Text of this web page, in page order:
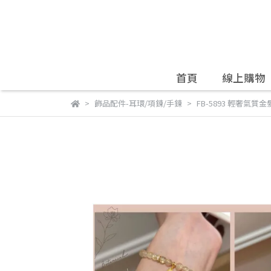
首頁 線上購物
飾品配件-耳環/項鍊/手鍊 FB-5893 輕奢氣質